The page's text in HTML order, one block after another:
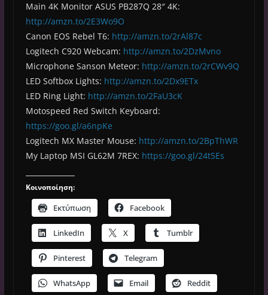
Main 4K Monitor ASUS PB287Q 28″ 4K:
http://amzn.to/2E3Wo9O
Canon EOS Rebel T6: http://amzn.to/2rAl87c
Logitech C920 Webcam: http://amzn.to/2DzMvno
Microphone Sanson Meteor: http://amzn.to/2rCWv9Q
LED Softbox Lights: http://amzn.to/2Dx9ETx
LED Ring Light: http://amzn.to/2FaU3cK
Motospeed Red Switch Keyboard:
https://goo.gl/a6npKe
Logitech MX Master Mouse: http://amzn.to/2BpThWR
My Laptop MSI GL62M 7REX: https://goo.gl/24t5Es
Κοινοποίηση:
Εκτύπωση Facebook
LinkedIn X Tumblr
Pinterest Telegram
WhatsApp Email Reddit